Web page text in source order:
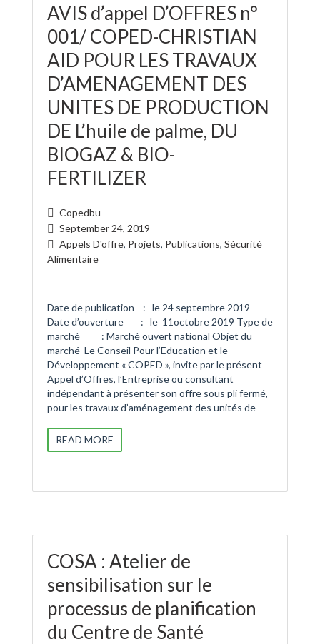
AVIS d’appel D’OFFRES n°
001/ COPED-CHRISTIAN
AID POUR LES TRAVAUX
D’AMENAGEMENT DES
UNITES DE PRODUCTION
DE L’huile de palme, DU
BIOGAZ & BIO-
FERTILIZER
Copedbu
September 24, 2019
Appels D'offre, Projets, Publications, Sécurité
Alimentaire
Date de publication : le 24 septembre 2019
Date d’ouverture : le 11octobre 2019 Type de
marché : Marché ouvert national Objet du
marché Le Conseil Pour l’Education et le
Développement « COPED », invite par le présent
Appel d’Offres, l’Entreprise ou consultant
indépendant à présenter son offre sous pli fermé,
pour les travaux d’aménagement des unités de
READ MORE
COSA : Atelier de
sensibilisation sur le
processus de planification
du Centre de Santé